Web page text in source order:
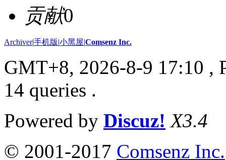
贡献0
Archiver|手机版|小黑屋|Comsenz Inc.
GMT+8, 2026-8-9 17:10 ,
14 queries .
Powered by Discuz! X3.4
© 2001-2017 Comsenz Inc.